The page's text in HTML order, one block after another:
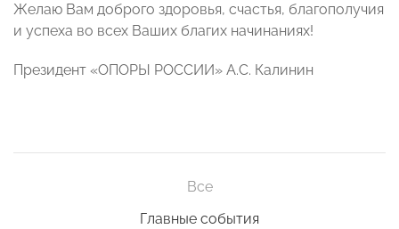
Желаю Вам доброго здоровья, счастья, благополучия
и успеха во всех Ваших благих начинаниях!
Президент «ОПОРЫ РОССИИ» А.С. Калинин
Все
Главные события